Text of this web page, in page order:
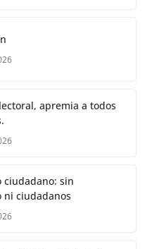
apremia a todos
ciudadano: sin
ni ciudadanos